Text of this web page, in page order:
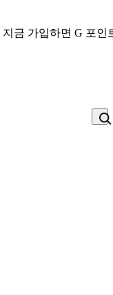
지금 가입하면 G 포인